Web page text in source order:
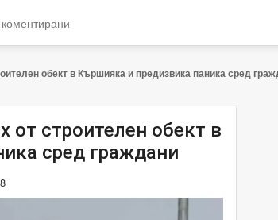
обект в Кършияка и предизвика паника сред
от строителен обект в
сред граждани